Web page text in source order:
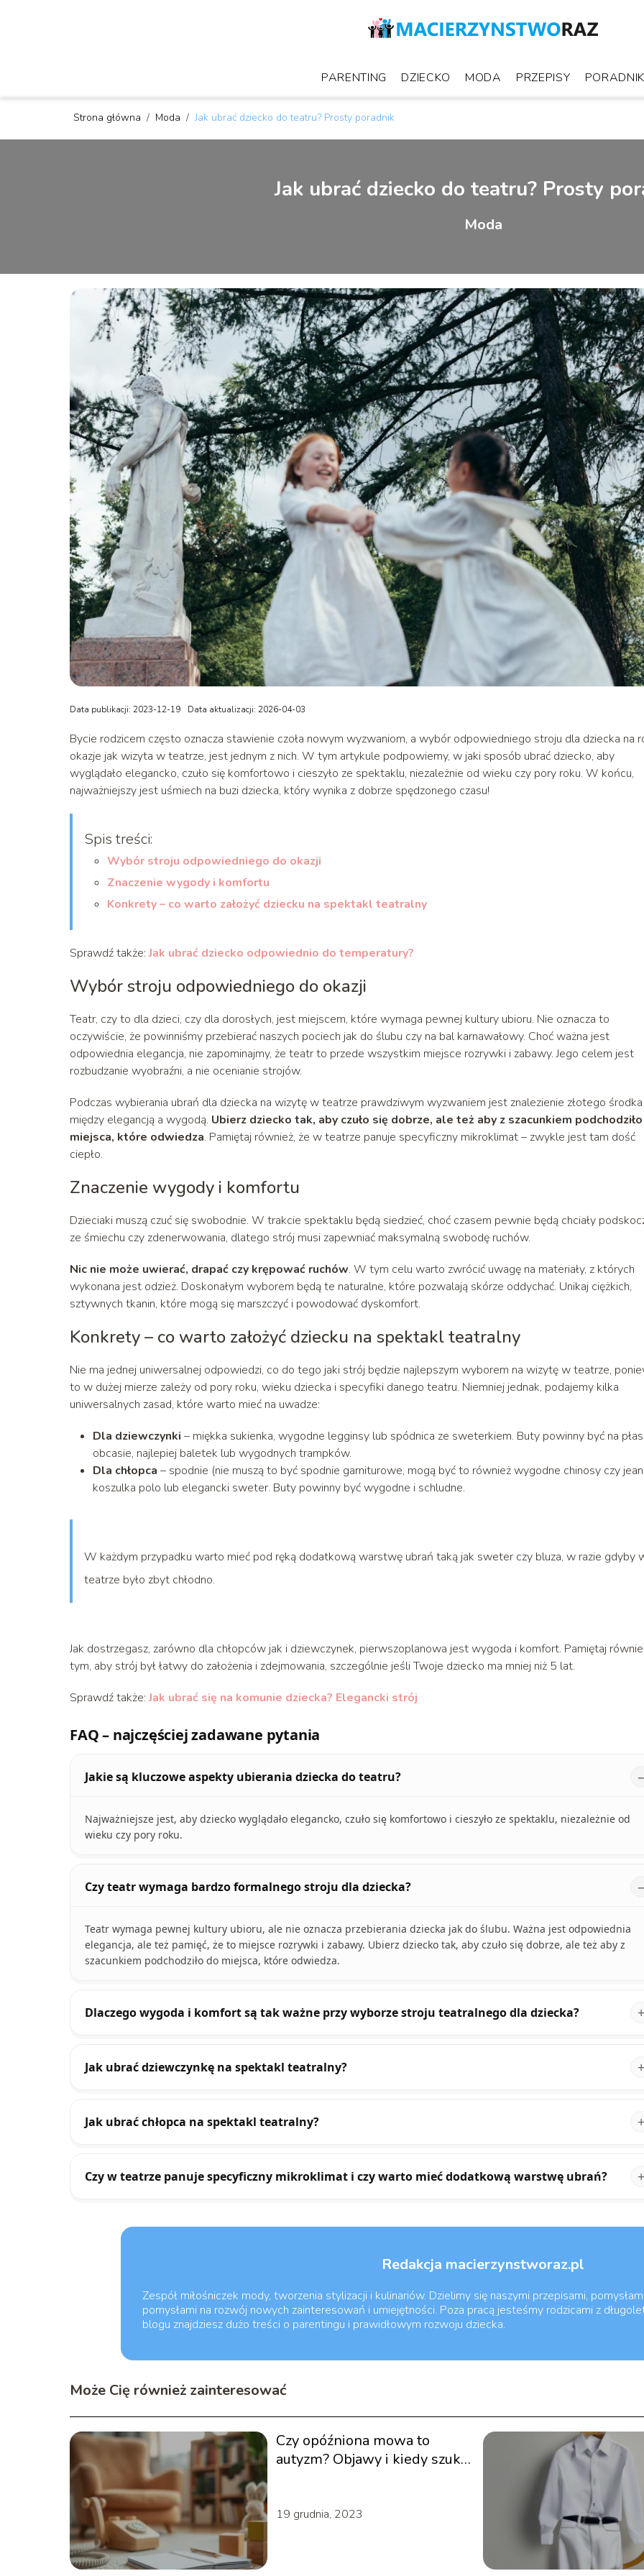
PARENTING DZIECKO MODA PRZEPISY
Strona główna / Moda /Jak ubrać dziecko do teatru? Prosty poradnik
Jak ubrać dziecko do teatru? Prosty
Moda
Data publikacji: 2023-12-19 Data aktualizacji: 2026-04-03
Bycie rodzicem często oznacza stawienie czoła nowym wyzwaniom, a wybór odpowiedniego stroju dla dziecka na
okazje jak wizyta w teatrze, jest jednym z nich. W tym artykule podpowiemy, w jaki sposób ubrać dziecko, aby
wyglądało elegancko, czuło się komfortowo i cieszyło ze spektaklu, niezależnie od wieku czy pory roku. W końcu,
najważniejszy jest uśmiech na buzi dziecka, który wynika z dobrze spędzonego czasu!
Spis treści:
Wybór stroju odpowiedniego do okazji
Znaczenie wygody i komfortu
Konkrety – co warto założyć dziecku na spektakl teatralny
Sprawdź także:Jak ubrać dziecko odpowiednio do temperatury?
Wybór stroju odpowiedniego do okazji
Teatr, czy to dla dzieci, czy dla dorosłych, jest miejscem, które wymaga pewnej kultury ubioru. Nie oznacza to
oczywiście, że powinniśmy przebierać naszych pociech jak do ślubu czy na bal karnawałowy. Choć ważna jest
odpowiednia elegancja, nie zapominajmy, że teatr to przede wszystkim miejsce rozrywki i zabawy. Jego celem jest
rozbudzanie wyobraźni, a nie ocenianie strojów.
Podczas wybierania ubrań dla dziecka na wizytę w teatrze prawdziwym wyzwaniem jest znalezienie złotego środka
między elegancją a wygodą. Ubierz dziecko tak, aby czuło się dobrze, ale też aby z szacunkiem
miejsca, które odwiedza. Pamiętaj również, że w teatrze panuje specyficzny mikroklimat – zwykle jest tam dość
ciepło.
Znaczenie wygody i komfortu
Dzieciaki muszą czuć się swobodnie. W trakcie spektaklu będą siedzieć, choć czasem pewnie będą chciały
ze śmiechu czy zdenerwowania, dlatego strój musi zapewniać maksymalną swobodę ruchów.
Nic nie może uwierać, drapać czy krępować ruchów. W tym celu warto zwrócić uwagę na materiały, z których
wykonana jest odzież. Doskonałym wyborem będą te naturalne, które pozwalają skórze oddychać. Unikaj ciężkich,
sztywnych tkanin, które mogą się marszczyć i powodować dyskomfort.
Konkrety – co warto założyć dziecku na spektakl teatralny
Nie ma jednej uniwersalnej odpowiedzi, co do tego jaki strój będzie najlepszym wyborem na wizytę w teatrze,
to w dużej mierze zależy od pory roku, wieku dziecka i specyfiki danego teatru. Niemniej jednak, podajemy kilka
uniwersalnych zasad, które warto mieć na uwadze:
Dla dziewczynki – miękka sukienka, wygodne legginsy lub spódnica ze sweterkiem. Buty powinny być na
obcasie, najlepiej baletek lub wygodnych trampków.
Dla chłopca – spodnie (nie muszą to być spodnie garniturowe, mogą być to również wygodne chinosy czy
koszulka polo lub elegancki sweter. Buty powinny być wygodne i schludne.
W każdym przypadku warto mieć pod ręką dodatkową warstwę ubrań taką jak sweter czy bluza, w razie gdyby
teatrze było zbyt chłodno.
Jak dostrzegasz, zarówno dla chłopców jak i dziewczynek, pierwszoplanowa jest wygoda i komfort. Pamiętaj
tym, aby strój był łatwy do założenia i zdejmowania, szczególnie jeśli Twoje dziecko ma mniej niż 5 lat.
Sprawdź także:Jak ubrać się na komunie dziecka? Elegancki strój
FAQ – najczęściej zadawane pytania
Jakie są kluczowe aspekty ubierania dziecka do teatru?
Najważniejsze jest, aby dziecko wyglądało elegancko, czuło się komfortowo i cieszyło ze spektaklu, niezależnie od
wieku czy pory roku.
Czy teatr wymaga bardzo formalnego stroju dla dziecka?
Teatr wymaga pewnej kultury ubioru, ale nie oznacza przebierania dziecka jak do ślubu. Ważna jest odpowiednia
elegancja, ale też pamięć, że to miejsce rozrywki i zabawy. Ubierz dziecko tak, aby czuło się dobrze, ale też aby z
szacunkiem podchodziło do miejsca, które odwiedza.
Dlaczego wygoda i komfort są tak ważne przy wyborze stroju teatralnego dla dziecka?
Jak ubrać dziewczynkę na spektakl teatralny?
Jak ubrać chłopca na spektakl teatralny?
Czy w teatrze panuje specyficzny mikroklimat i czy warto mieć dodatkową warstwę ubrań?
Redakcja macierzynstworaz.pl
Zespół miłośniczek mody, tworzenia stylizacji i kulinariów. Dzielimy się naszymi przepisami,
pomysłami na rozwój nowych zainteresowań i umiejętności. Poza pracą jesteśmy rodzicami z
blogu znajdziesz dużo treści o parentingu i prawidłowym rozwoju dziecka.
Może Cię również zainteresować
Czy opóźniona mowa to
autyzm? Objawy i kiedy szukać
19 grudnia, 2023